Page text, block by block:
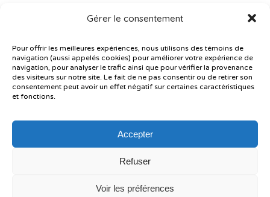
Gérer le consentement
Pour offrir les meilleures expériences, nous utilisons des témoins de
navigation (aussi appelés cookies) pour améliorer votre expérience de
navigation, pour analyser le trafic ainsi que pour vérifier la provenance
des visiteurs sur notre site. Le fait de ne pas consentir ou de retirer son
consentement peut avoir un effet négatif sur certaines caractéristiques
et fonctions.
Accepter
Refuser
Voir les préférences
Plan du site
Plainte – service à l’élève
Politique de confidentialité
Le CSSMI autorise certaines intelligences artificielles contrôlées et